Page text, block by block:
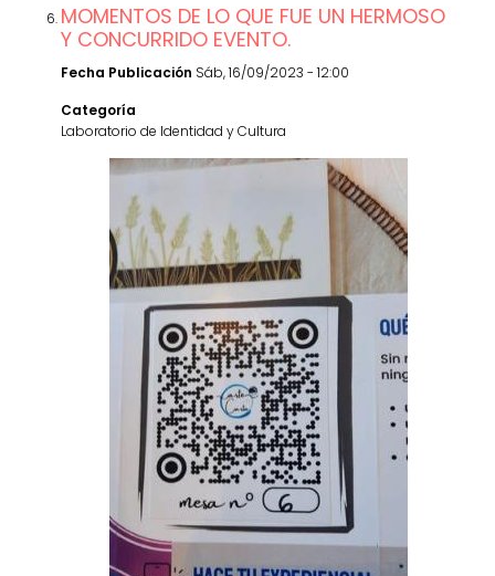
MOMENTOS DE LO QUE FUE UN HERMOSO
Y CONCURRIDO EVENTO.
Fecha Publicación Sáb, 16/09/2023 - 12:00
Categoría
Laboratorio de Identidad y Cultura